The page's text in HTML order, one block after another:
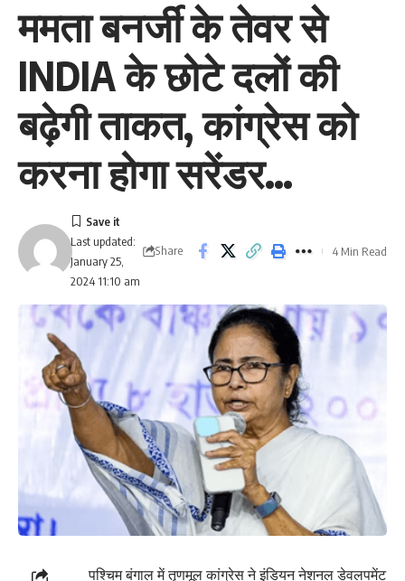
ममता बनर्जी के तेवर से
INDIA के छोटे दलों की
बढ़ेगी ताकत, कांग्रेस को
करना होगा सरेंडर…
Last updated:
January 25,
2024 11:10 am
Share 4 Min Read
पश्चिम बंगाल में तृणमूल कांग्रेस ने इंडियन नेशनल डेवलपमेंट